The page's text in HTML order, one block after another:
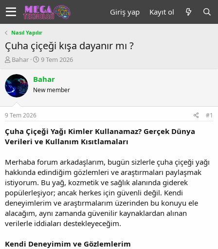
Giriş yap Kayıt ol
Nasıl Yapılır
Çuha çiçeği kışa dayanır mı ?
K
n
u
y
b
a
ş
a
a
n
Bahar
B
ş
a
ç
t
a
i
h
i
9 Tem 2026
Bahar
New member
9 Tem 2026 #1
Çuha Çiçeği Yağı Kimler Kullanamaz? Gerçek Dünya
Verileri ve Kullanım Kısıtlamaları
Merhaba forum arkadaşlarım, bugün sizlerle çuha çiçeği yağı
hakkında edindiğim gözlemleri ve araştırmaları paylaşmak
istiyorum. Bu yağ, kozmetik ve sağlık alanında giderek
popülerleşiyor; ancak herkes için güvenli değil. Kendi
deneyimlerim ve araştırmalarım üzerinden bu konuyu ele
alacağım, aynı zamanda güvenilir kaynaklardan alınan
verilerle iddiaları destekleyeceğim.
Kendi Deneyimim ve Gözlemlerim